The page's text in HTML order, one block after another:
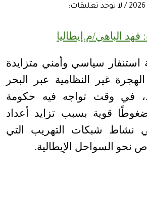
فهد الباهي/م.إيطاليا
استنفار سياسي وأمني متزايدة
غير النظامية عبر البحر
في وقت تواجه فيه حكومة
قوية بسبب تزايد أعداد
نشاط شبكات التهريب التي
نحو السواحل الإيطالية.